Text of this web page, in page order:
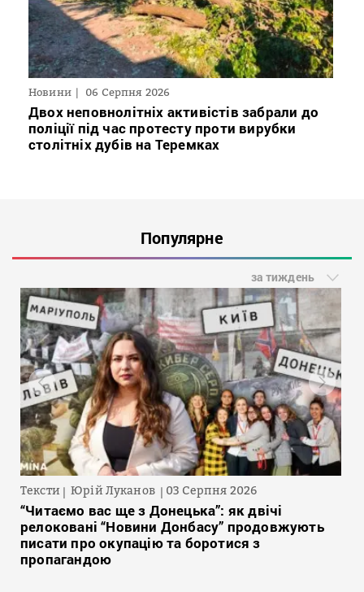
Новини 06 Серпня 2026
Двох неповнолітніх активістів забрали до
поліції під час протесту проти вирубки
столітніх дубів на Теремках
Популярне
за тиждень
Тексти Юрій Луканов 03 Серпня 2026
“Читаємо вас ще з Донецька”: як двічі
релоковані “Новини Донбасу” продовжують
писати про окупацію та боротися з
пропагандою